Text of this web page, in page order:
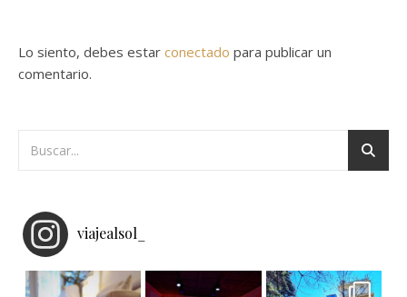
Lo siento, debes estar conectado para publicar un
comentario.
viajealsol_